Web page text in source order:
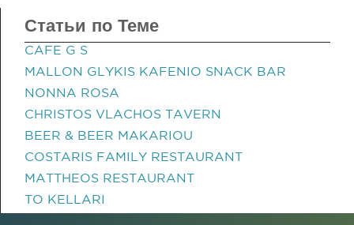
Статьи по Теме
CAFE G S
MALLON GLYKIS KAFENIO SNACK BAR
NONNA ROSA
CHRISTOS VLACHOS TAVERN
BEER & BEER MAKARIOU
COSTARIS FAMILY RESTAURANT
MATTHEOS RESTAURANT
TO KELLARI